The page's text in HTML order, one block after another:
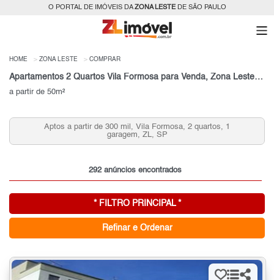
O PORTAL DE IMÓVEIS DAZONA LESTEDE SÃO PAULO
HOME ZONA LESTE COMPRAR
Apartamentos 2 Quartos Vila Formosa para Venda, Zona Leste, SP
a partir de 50m²
Aptos a partir de 300 mil, Vila Formosa, 2 quartos, 1
garagem, ZL, SP
292 anúncios encontrados
* FILTRO PRINCIPAL *
Refinar e Ordenar